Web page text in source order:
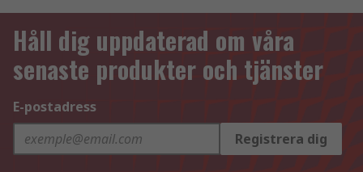
Håll dig uppdaterad om våra
senaste produkter och tjänster
E-postadress
Registrera dig